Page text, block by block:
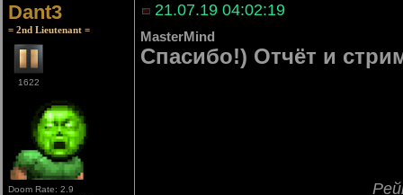
Dant3
= 2nd Lieutenant =
1622
Doom Rate: 2.9
21.07.19 04:02:19
MasterMind
Спасибо!) Отчёт и